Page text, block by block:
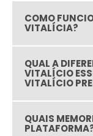
COMO
VITALÍCIA?
QUAL A
VITALÍCIO
VITALÍCIO
QUAIS